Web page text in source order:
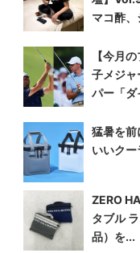
マコ酢、
【今月
子メジャ
パー「ダ
猛暑を前
いいク
ZERO
タブル
品）を...